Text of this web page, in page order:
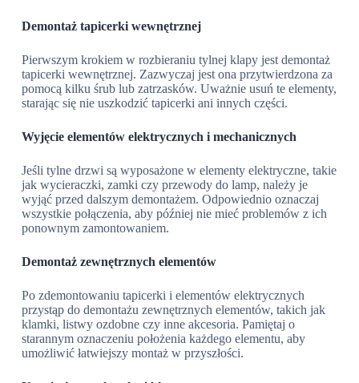
Demontaż tapicerki wewnętrznej
Pierwszym krokiem w rozbieraniu tylnej klapy jest demontaż
tapicerki wewnętrznej. Zazwyczaj jest ona przytwierdzona za
pomocą kilku śrub lub zatrzasków. Uważnie usuń te elementy,
starając się nie uszkodzić tapicerki ani innych części.
Wyjęcie elementów elektrycznych i mechanicznych
Jeśli tylne drzwi są wyposażone w elementy elektryczne, takie
jak wycieraczki, zamki czy przewody do lamp, należy je
wyjąć przed dalszym demontażem. Odpowiednio oznaczaj
wszystkie połączenia, aby później nie mieć problemów z ich
ponownym zamontowaniem.
Demontaż zewnętrznych elementów
Po zdemontowaniu tapicerki i elementów elektrycznych
przystąp do demontażu zewnętrznych elementów, takich jak
klamki, listwy ozdobne czy inne akcesoria. Pamiętaj o
starannym oznaczeniu położenia każdego elementu, aby
umożliwić łatwiejszy montaż w przyszłości.